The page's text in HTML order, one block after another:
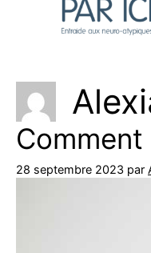
28 septembre 2023 par